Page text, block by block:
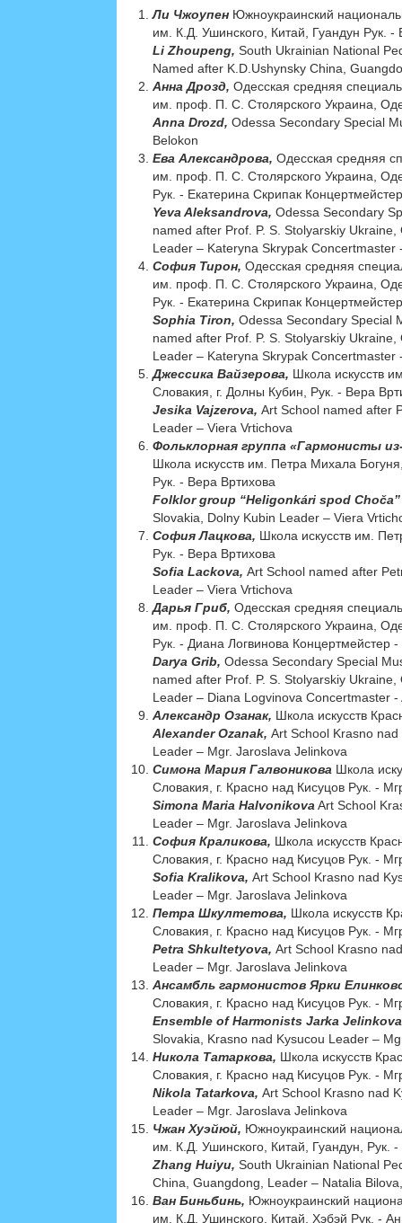
Ли Чжоупен Южноукраинский
им. К.Д. Ушинского, Китай, Гуандун Рук.
Li Zhoupeng, South Ukrainian National
Named after K.D.Ushynsky China,
Анна Дрозд, Одесская средняя
им. проф. П. С. Столярского Украина,
Anna Drozd, Odessa Secondary Special
Belokon
Ева Александрова, Одесская средняя
им. проф. П. С. Столярского Украина,
Рук. - Екатерина Скрипак
Yeva Aleksandrova, Odessa Secondary
named after Prof. P. S. Stolyarskiy Ukraine,
Leader – Kateryna Skrypak Сoncertmaster
София Тирон, Одесская средняя
им. проф. П. С. Столярского Украина,
Рук. - Екатерина Скрипак
Sophia Tiron, Odessa Secondary Special
named after Prof. P. S. Stolyarskiy Ukraine,
Leader – Kateryna Skrypak Сoncertmaster
Джессика Вайзерова, Школа искусств
Cловакия, г. Долны Кубин, Рук. - Вера
Jesika Vajzerova, Art School named after
Leader – Viera Vrtichova
Фольклорная группа «Гармонисты
Школа искусств им. Петра Михала
Рук. - Вера Вртихова
Folklor group “Heligonkári spod Choča”
Slovakia, Dolny Kubin Leader – Viera
София Лацкова, Школа искусств им.
Рук. - Вера Вртихова
Sofia Lackova, Art School named after
Leader – Viera Vrtichova
Дарья Гриб, Одесская средняя
им. проф. П. С. Столярского Украина,
Рук. - Диана Логвинова Концертмейстер
Darya Grib, Odessa Secondary Special
named after Prof. P. S. Stolyarskiy Ukraine,
Leader – Diana Logvinova Сoncertmaster
Александр Озанак, Школа искусств
Alexander Ozanak, Art School Krasno
Leader – Mgr. Jaroslava Jelinkova
Симона Мария Галвоникова Школа
Словакия, г. Красно над Кисуцов Рук. -
Simona Maria Halvonikova Art School
Leader – Mgr. Jaroslava Jelinkova
София Краликова, Школа искусств
Словакия, г. Красно над Кисуцов Рук. -
Sofia Kralikova, Art School Krasno nad
Leader – Mgr. Jaroslava Jelinkova
Петра Шкултетова, Школа искусств
Словакия, г. Красно над Кисуцов Рук. -
Petra Shkultetyova, Art School Krasno
Leader – Mgr. Jaroslava Jelinkova
Ансамбль гармонистов Ярки
Словакия, г. Красно над Кисуцов Рук. -
Ensemble of Harmonists Jarka Jelinkova
Slovakia, Krasno nad Kysucou Leader –
Никола Татаркова, Школа искусств
Словакия, г. Красно над Кисуцов Рук. -
Nikola Tatarkova, Art School Krasno nad
Leader – Mgr. Jaroslava Jelinkova
Чжан Хуэйюй, Южноукраинский
им. К.Д. Ушинского, Китай, Гуандун, Рук.
Zhang Huiyu, South Ukrainian National
China, Guangdong, Leader – Natalia
Ван Биньбинь, Южноукраинский
им. К.Д. Ушинского, Китай, Хэбэй Рук. -